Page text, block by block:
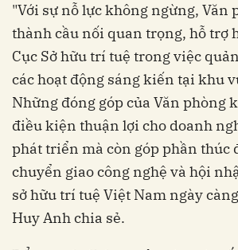
"Với sự nỗ lực không ngừng, Văn
thành cầu nối quan trọng, hỗ trợ
Cục Sở hữu trí tuệ trong việc
các hoạt động sáng kiến tại khu
Những đóng góp của Văn phòng
điều kiện thuận lợi cho doanh
phát triển mà còn góp phần thúc
chuyển giao công nghệ và hội
sở hữu trí tuệ Việt Nam ngày
Huy Anh chia sẻ.